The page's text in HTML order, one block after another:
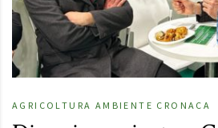
AGRICOLTURA AMBIENTE CRONACA